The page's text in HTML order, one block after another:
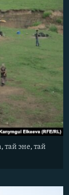
тай эне, тай